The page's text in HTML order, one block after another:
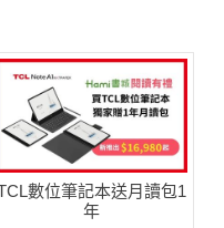
數位筆記本送月讀包1
年